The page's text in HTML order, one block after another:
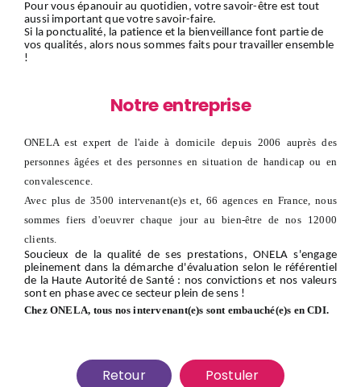
Pour vous épanouir au quotidien, votre savoir-être est tout
aussi important que votre savoir-faire.
Si la ponctualité, la patience et la bienveillance font partie de
vos qualités, alors nous sommes faits pour travailler ensemble
!
Notre entreprise
ONELA est expert de l'aide à domicile depuis 2006 auprès des
personnes âgées et des personnes en situation de handicap ou en
convalescence.
Avec plus de 3500 intervenant(e)s et, 66 agences en France, nous
sommes fiers d'oeuvrer chaque jour au bien-être de nos 12000
clients.
Soucieux de la qualité de ses prestations, ONELA s'engage
pleinement dans la démarche d'évaluation selon le référentiel
de la Haute Autorité de Santé : nos convictions et nos valeurs
sont en phase avec ce secteur plein de sens !
Chez ONELA, tous nos intervenant(e)s sont embauché(e)s en CDI.
Retour Postuler